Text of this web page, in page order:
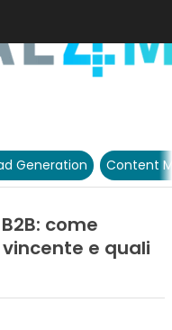
Generation Content
come
e quali